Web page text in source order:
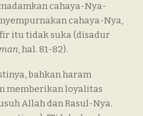
cahaya-Nya-
cahaya-Nya,
itu tidak suka (disadur
, hal. 81-82).
bahkan haram
memberikan loyalitas
Allah dan Rasul-Nya.